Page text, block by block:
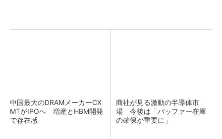
中国最大のDRAMメーカーCX
MTがIPOへ 増産とHBM開発
で存在感
商社が見る激動の半導体市
場 今後は「バッファー在庫
の確保が重要に」